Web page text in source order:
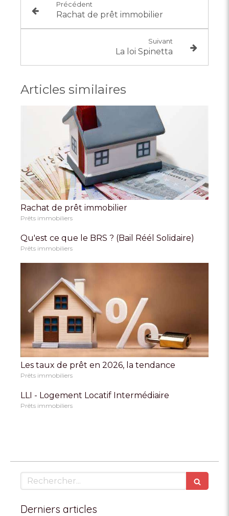
Précédent
Rachat de prêt immobilier
Suivant
La loi Spinetta
Articles similaires
Rachat de prêt immobilier
Prêts immobiliers
Qu'est ce que le BRS ? (Bail Réél Solidaire)
Prêts immobiliers
Les taux de prêt en 2026, la tendance
Prêts immobiliers
LLI - Logement Locatif Intermédiaire
Prêts immobiliers
Rechercher
Derniers articles